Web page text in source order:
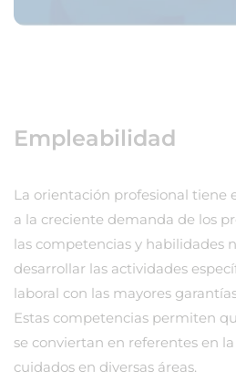
Empleabilidad
La orientación profesional tiene
a la creciente demanda de los
las competencias y habilidades
desarrollar las actividades
laboral con las mayores
Estas competencias permiten
se conviertan en referentes en
cuidados en diversas áreas.